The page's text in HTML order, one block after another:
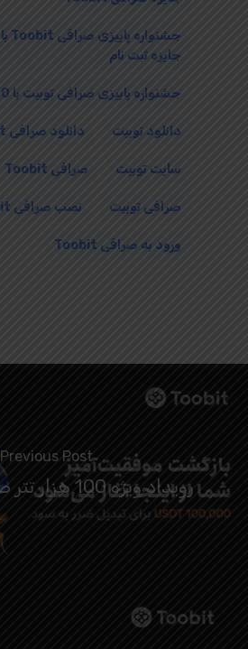
جایزه ثبت نام
جشنواره پاییزی صرافی توبیت با 150 دلار جایزه
دانلود توبیت دانلود صرافی Toobit
سایت توبیت صرافی Toobit
صرافی توبیت نصب صرافی Toobit
ورود به صرافی Toobit
Previous Post
رویداد ویژه 100 هزار تتر صرافی Toobit